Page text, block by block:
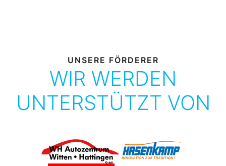
UNSERE FÖRDERER
WIR WERDEN
UNTERSTÜTZT VON